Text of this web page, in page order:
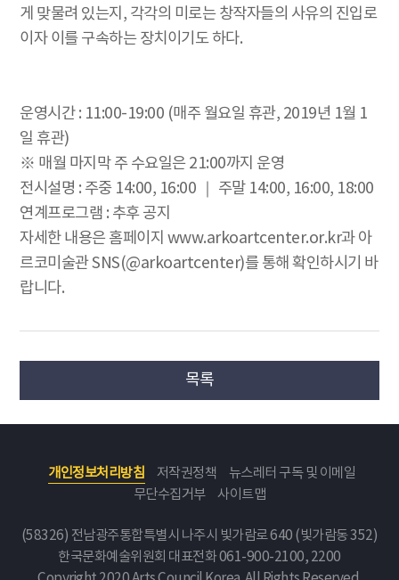
게 맞물려 있는지, 각각의 미로는 창작자들의 사유의 진입로
이자 이를 구속하는 장치이기도 하다.
운영시간 : 11:00-19:00 (매주 월요일 휴관, 2019년 1월 1
일 휴관)
※ 매월 마지막 주 수요일은 21:00까지 운영
전시설명 : 주중 14:00, 16:00 ｜ 주말 14:00, 16:00, 18:00
연계프로그램 : 추후 공지
자세한 내용은 홈페이지 www.arkoartcenter.or.kr과 아
르코미술관 SNS(@arkoartcenter)를 통해 확인하시기 바
랍니다.
목록
개인정보처리방침 저작권정책
뉴스레터 구독 및 이메일
무단수집거부
사이트맵
(58326) 전남광주통합특별시 나주시 빛가람로 640 (빛가람동 352)
한국문화예술위원회 대표전화 061-900-2100, 2200